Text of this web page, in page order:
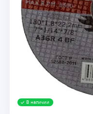
В наличии